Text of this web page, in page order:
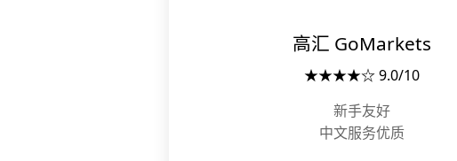
高汇 GoMarkets
★★★★☆ 9.0/10
新手友好
中文服务优质